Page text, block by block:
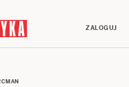
ZALOGUJ